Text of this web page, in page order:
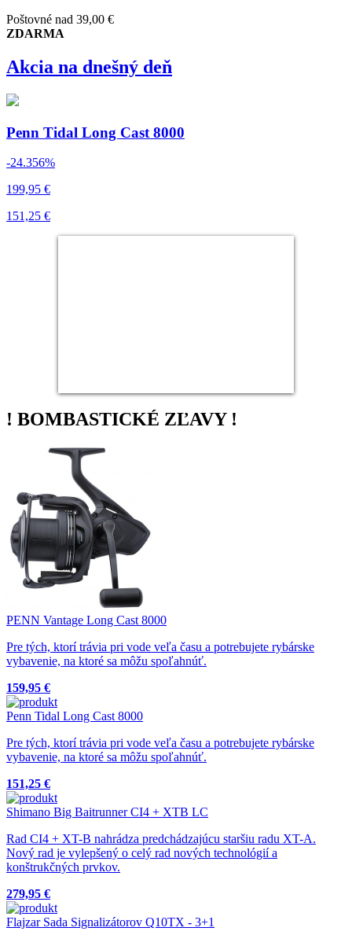
Poštovné nad 39,00 €
ZDARMA
Akcia na dnešný deň
Penn Tidal Long Cast 8000
-24.356%
199,95 €
151,25 €
! BOMBASTICKÉ ZĽAVY !
PENN Vantage Long Cast 8000
Pre tých, ktorí trávia pri vode veľa času a potrebujete rybárske
vybavenie, na ktoré sa môžu spoľahnúť.
159,95 €
Penn Tidal Long Cast 8000
Pre tých, ktorí trávia pri vode veľa času a potrebujete rybárske
vybavenie, na ktoré sa môžu spoľahnúť.
151,25 €
Shimano Big Baitrunner CI4 + XTB LC
Rad CI4 + XT-B nahrádza predchádzajúcu staršiu radu XT-A.
Nový rad je vylepšený o celý rad nových technológií a
konštrukčných prvkov.
279,95 €
Flajzar Sada Signalizátorov Q10TX - 3+1